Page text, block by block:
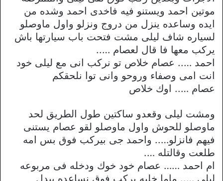
موتين احمد ويستنو فيه فاخدى احمد وشده من
ايده وساعده ينزل من دروج ونزلو واول ماوصلو
لسياره شاف ليلى مشت فتحت باب سيارتها باش
يركب معها فا قال لعصام …..
احمد ….. عصام خلاص تو نركب انى مع ليلى خود
انت امى وصفاء وروحو وانى توا نلحقكم
عصام ….. اوك خلاص
ومشت ليلى وقعدو ساكتين طول الطريق لحد
ماوصلو للحوش واول ماوصلو لقو عصام يستنى
فيهم فانزلو….. واحمد جى بيركب فوق بس امه
طلعت وقالتله ….
ام احمد …… عصام خود خوك ودخله فى مربوعه
ليلى ….. ماما خليه يركب فوق نساعده يبدل